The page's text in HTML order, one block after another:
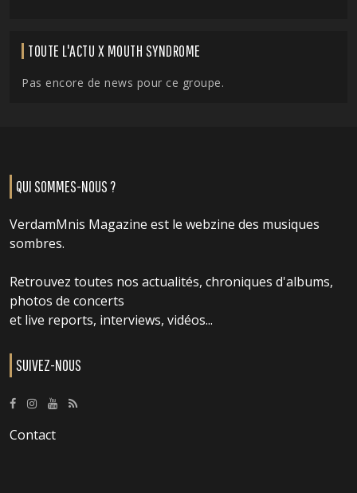
TOUTE L'ACTU X MOUTH SYNDROME
Pas encore de news pour ce groupe.
QUI SOMMES-NOUS ?
VerdamMnis Magazine est le webzine des musiques
sombres.
Retrouvez toutes nos actualités, chroniques d'albums,
photos de concerts
et live reports, interviews, vidéos...
SUIVEZ-NOUS
Contact